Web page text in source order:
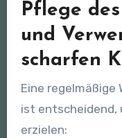
Pflege
und
scharfen
Eine regelmäßige
ist entscheidend,
erzielen: